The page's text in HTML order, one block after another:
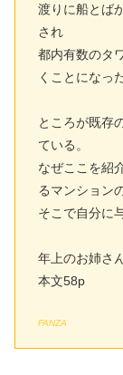
渡りに船とば
され
都内有数のタ
くことになっ
ところが既存
ている。
なぜここを紹
るマンション
そこで自分に
年上のお姉さ
本文58p
FANZA